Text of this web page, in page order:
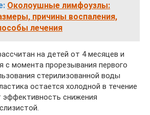
Околоушные лимфоузлы:
причины воспаления,
лечения
на детей от 4 месяцев и
с момента прорезывания первого
стерилизованной воды
остается холодной в течение
снижения